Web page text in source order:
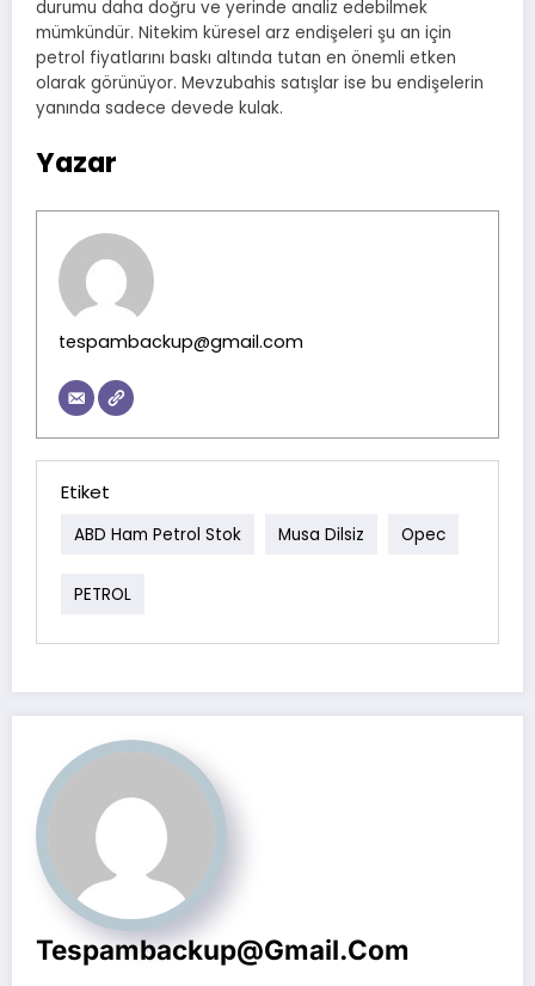
durumu daha doğru ve yerinde analiz edebilmek
mümkündür. Nitekim küresel arz endişeleri şu an için
petrol fiyatlarını baskı altında tutan en önemli etken
olarak görünüyor. Mevzubahis satışlar ise bu endişelerin
yanında sadece devede kulak.
Yazar
tespambackup@gmail.com
Etiket
ABD Ham Petrol Stok Musa Dilsiz Opec
PETROL
Tespambackup@gmail.com